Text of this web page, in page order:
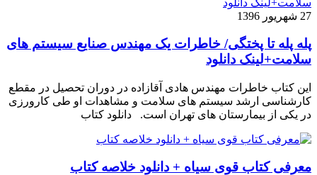
27 شهریور 1396
پله پله تا پختگی/ خاطرات یک مهندس صنایع سیستم های
سلامت+لینک دانلود
این کتاب خاطرات مهندس هادی آقازاده در دوران تحصیل در مقطع
کارشناسی ارشد سیستم های سلامت و مشاهدات او طی کارورزی
در یکی از بیمارستان های تهران است. دانلود کتاب
معرفی کتاب قوی سیاه + دانلود خلاصه کتاب